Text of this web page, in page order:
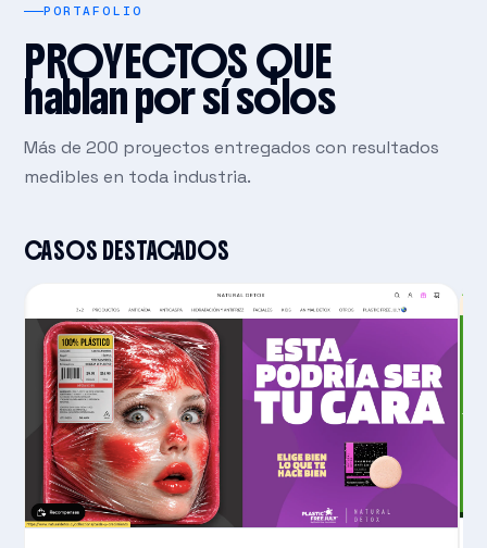
PORTAFOLIO
PROYECTOS QUE
hablan por sí solos
Más de 200 proyectos entregados con resultados
medibles en toda industria.
CASOS DESTACADOS